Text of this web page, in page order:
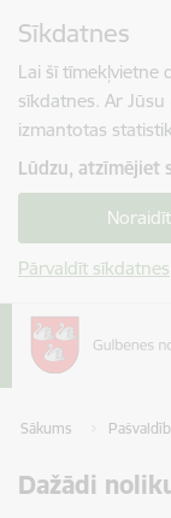
Sīkdatnes
Lai šī tīmekļvietne
sīkdatnes. Ar
izmantotas
Lūdzu, atzīmējiet
Noraidīt
Pārvaldīt sīkdatnes
Sākums
Dažādi